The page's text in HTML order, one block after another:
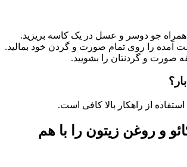
همراه جو دوسر و عسل در یک کاسه بریزید.
آمده را روی تمام صورت و گردن خود بمالید.
از راهکار بالا کافی است.
و روغن زیتون را با هم